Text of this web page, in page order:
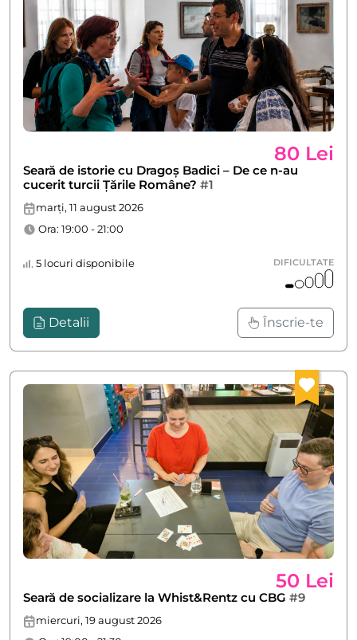
80 Lei
Seară de istorie cu Dragoș Badici – De ce n-au
cucerit turcii Țările Române? #1
marți, 11 august 2026
Ora: 19:00 - 21:00
5 locuri disponibile DIFICULTATE
Detalii Înscrie-te
50 Lei
Seară de socializare la Whist&Rentz cu CBG #9
miercuri, 19 august 2026